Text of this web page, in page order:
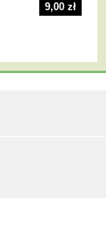
9,00 zł